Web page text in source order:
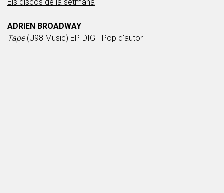
Els discos de la setmana
ADRIEN BROADWAY
Tape(U98 Music) EP-DIG - Pop d'autor